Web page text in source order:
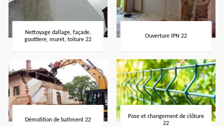
Nettoyage dallage, façade,
gouttiere, muret, toiture 22
Ouverture IPN 22
Démolition de batiment 22
Pose et changement de clôture
22